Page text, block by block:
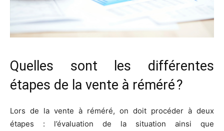
Quelles sont les différentes
étapes de la vente à réméré ?
Lors de la vente à réméré, on doit procéder à deux
étapes : l’évaluation de la situation ainsi que